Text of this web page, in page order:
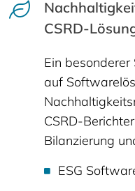
CSRD-
Ein
auf
CSRD-
Bilanzierung
ESG